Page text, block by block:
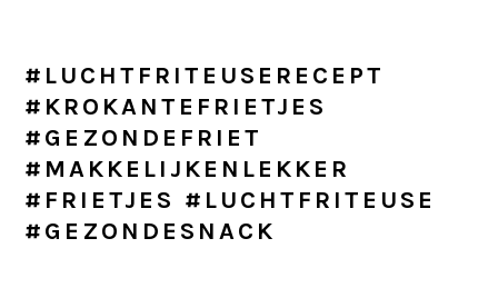
#LUCHTFRITEUSERECEPT
#KROKANTEFRIETJES
#GEZONDEFRIET
#MAKKELIJKENLEKKER
#FRIETJES #LUCHTFRITEUSE
#GEZONDESNACK